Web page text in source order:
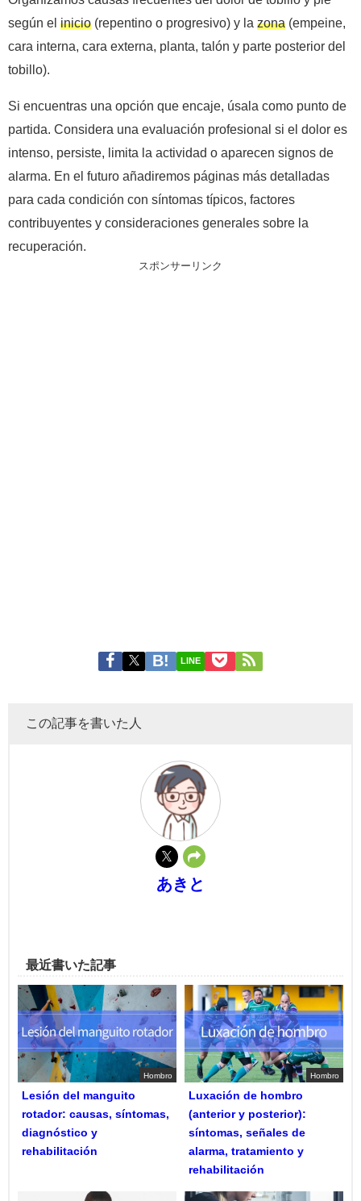
según el inicio (repentino o progresivo) y la zona (empeine,
cara interna, cara externa, planta, talón y parte posterior del
tobillo).
Si encuentras una opción que encaje, úsala como punto de
partida. Considera una evaluación profesional si el dolor es
intenso, persiste, limita la actividad o aparecen signos de
alarma. En el futuro añadiremos páginas más detalladas
para cada condición con síntomas típicos, factores
contribuyentes y consideraciones generales sobre la
recuperación.
スポンサーリンク
LINE
この記事を書いた人
あきと
最近書いた記事
Hombro
Lesión del manguito
rotador: causas, síntomas,
diagnóstico y
rehabilitación
Hombro
Luxación de hombro
(anterior y posterior):
síntomas, señales de
alarma, tratamiento y
rehabilitación